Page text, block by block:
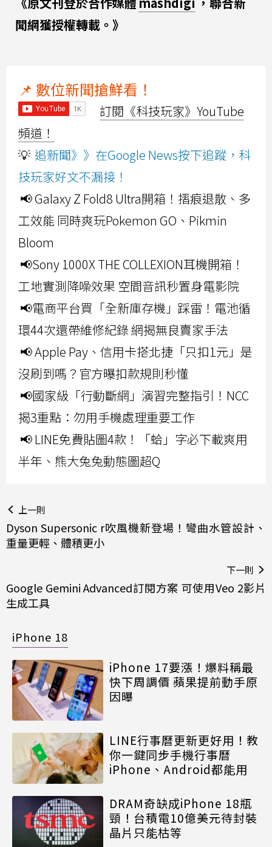
聞網獲授權轉載。》
📌 數位新聞搶鮮看！
訂閱《科技玩家》YouTube
頻道！
💡 追新聞》》在Google News按下追蹤，科
技玩家好文不漏接！
📢 Galaxy Z Fold8 Ultra開箱！摺痕退散、多
工效能 同時爽玩Pokemon GO、Pikmin
Bloom
📢Sony 1000X THE COLLEXION耳機開箱！
工地實測降噪效果 空間音訊秒置身電影院
📢電商平台買「全新庫存機」踩雷！電池循
環44次還帶維修紀錄 網揭無良賣家手法
📢 Apple Pay、信用卡搭北捷「只扣1元」是
沒刷到嗎？官方曝扣款規則秒懂
📢國家級「行動斷網」演習完整指引！NCC
揭3重點：勿用手機處理重要工作
📢 LINE免費貼圖4款！「蛤」字必下載爽用
半年、熊大兔兔動態圖超Q
上一則
Dyson Supersonic r吹風機新登場！彎曲水管設計、
重量更輕、體積更小
下一則
Google Gemini Advanced訂閱方案 可使用Veo 2影片
生成工具
iPhone 18
iPhone 17要漲！爆料稱最
快下周調價 蘋果提前動手原
因曝
LINE行事曆更新更好用！教
你一鍵同步手機行事曆
iPhone、Android都能用
DRAM奇缺成iPhone 18瓶
頸！台積電10億美元待封裝
晶片只能枯等